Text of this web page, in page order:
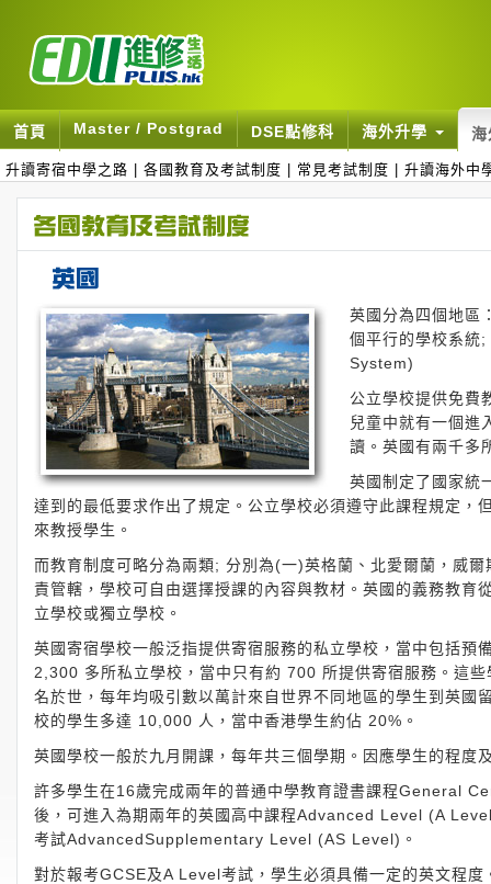
首頁 Master / Postgrad DSE點修科 海外升學 海
升讀寄宿中學之路 各國教育及考試制度 常見考試制度 升讀海外中
英國分為四個地區
個平行的學校系
System)
公立學校提供免費
兒童中就有一個進
讀。英國有兩千多
英國制定了國家統
達到的最低要求作出了規定。公立學校必須遵守此課程規定
來教授學生。
而教育制度可略分為兩類; 分別為(一)英格蘭、北愛爾蘭，威
責管轄，學校可自由選擇授課的內容與教材。英國的義務教
立學校或獨立學校。
英國寄宿學校一般泛指提供寄宿服務的私立學校，當中包括
2,300 多所私立學校，當中只有約 700 所提供寄宿服務。這
名於世，每年均吸引數以萬計來自世界不同地區的學生到英
校的學生多達 10,000 人，當中香港學生約佔 20%。
英國學校一般於九月開課，每年共三個學期。因應學生的程
許多學生在16歲完成兩年的普通中學教育證書課程General
後，可進入為期兩年的英國高中課程Advanced Level (A
考試AdvancedSupplementary Level (AS Level)。
對於報考GCSE及A Level考試，學生必須具備一定的英文程